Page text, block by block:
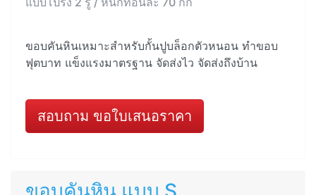
ขอบคันหินเหมาะสำหรับกั้นปูบล็อกตัวหนอน ทำขอบ
ฟุตบาท แข็งแรงมาตรฐาน จัดส่งไว จัดส่งถึงบ้าน
สอบถาม ขอใบเสนอราคา